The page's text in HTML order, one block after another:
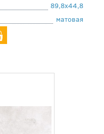
89,8x44,8
матовая